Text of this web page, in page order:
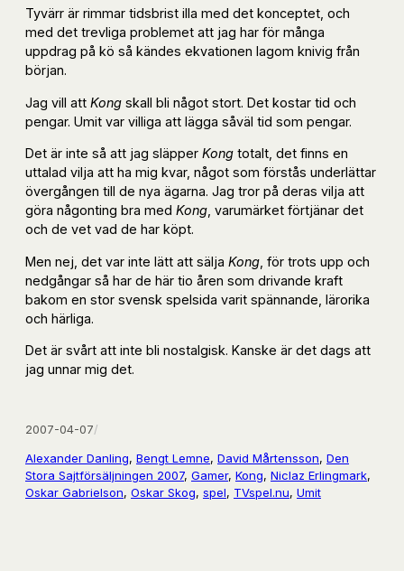
Tyvärr är rimmar tidsbrist illa med det konceptet, och
med det trevliga problemet att jag har för många
uppdrag på kö så kändes ekvationen lagom knivig från
början.
Jag vill att Kong skall bli något stort. Det kostar tid och
pengar. Umit var villiga att lägga såväl tid som pengar.
Det är inte så att jag släpper Kong totalt, det finns en
uttalad vilja att ha mig kvar, något som förstås underlättar
övergången till de nya ägarna. Jag tror på deras vilja att
göra någonting bra med Kong , varumärket förtjänar det
och de vet vad de har köpt.
Men nej, det var inte lätt att sälja Kong , för trots upp och
nedgångar så har de här tio åren som drivande kraft
bakom en stor svensk spelsida varit spännande, lärorika
och härliga.
Det är svårt att inte bli nostalgisk. Kanske är det dags att
jag unnar mig det.
2007-04-07/
Alexander Danling, Bengt Lemne, David Mårtensson, Den
Stora Sajtförsäljningen 2007, Gamer, Kong, Niclaz Erlingmark
Oskar Gabrielson, Oskar Skog, spel, TVspel.nu, Umit